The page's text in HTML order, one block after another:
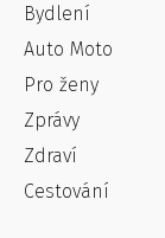
Bydlení
Auto Moto
Pro ženy
Zprávy
Zdraví
Cestování